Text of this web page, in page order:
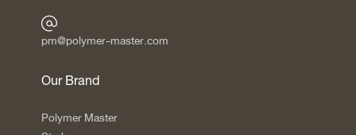
pm@polymer-master.com
Our Brand
Polymer Master